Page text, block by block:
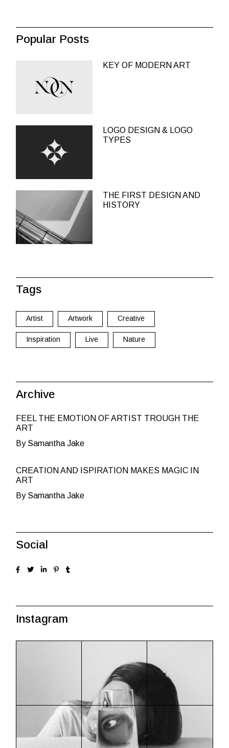
Popular Posts
KEY OF MODERN ART
LOGO DESIGN & LOGO
TYPES
THE FIRST DESIGN AND
HISTORY
Tags
Artist Artwork Creative
Inspiration Live Nature
Archive
FEEL THE EMOTION OF ARTIST TROUGH THE
ART
By Samantha Jake
CREATION AND ISPIRATION MAKES MAGIC IN
ART
By Samantha Jake
Social
Instagram